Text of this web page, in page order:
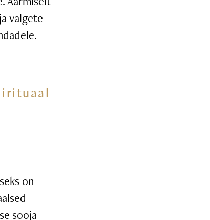
valgete
on
sooja